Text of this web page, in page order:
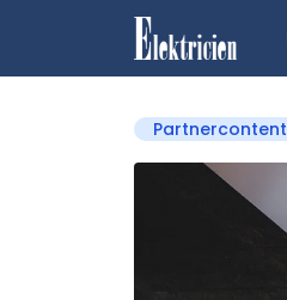
Partnercontent